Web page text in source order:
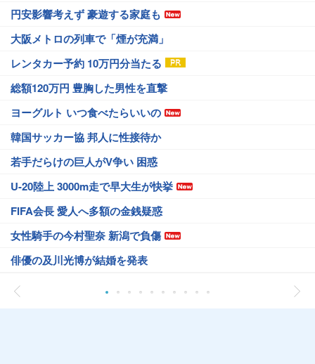
円安影響考えず 豪遊する家庭も
大阪メトロの列車で「煙が充満」
レンタカー予約 10万円分当たる
総額120万円 豊胸した男性を直撃
ヨーグルト いつ食べたらいいの
韓国サッカー協 邦人に性接待か
若手だらけの巨人がV争い 困惑
U-20陸上 3000m走で早大生が快挙
FIFA会長 愛人へ多額の金銭疑惑
女性騎手の今村聖奈 新潟で負傷
俳優の及川光博が結婚を発表